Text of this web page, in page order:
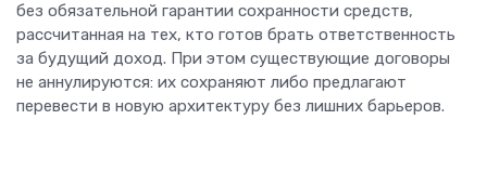
без обязательной гарантии сохранности средств,
рассчитанная на тех, кто готов брать ответственность
за будущий доход. При этом существующие договоры
не аннулируются: их сохраняют либо предлагают
перевести в новую архитектуру без лишних барьеров.